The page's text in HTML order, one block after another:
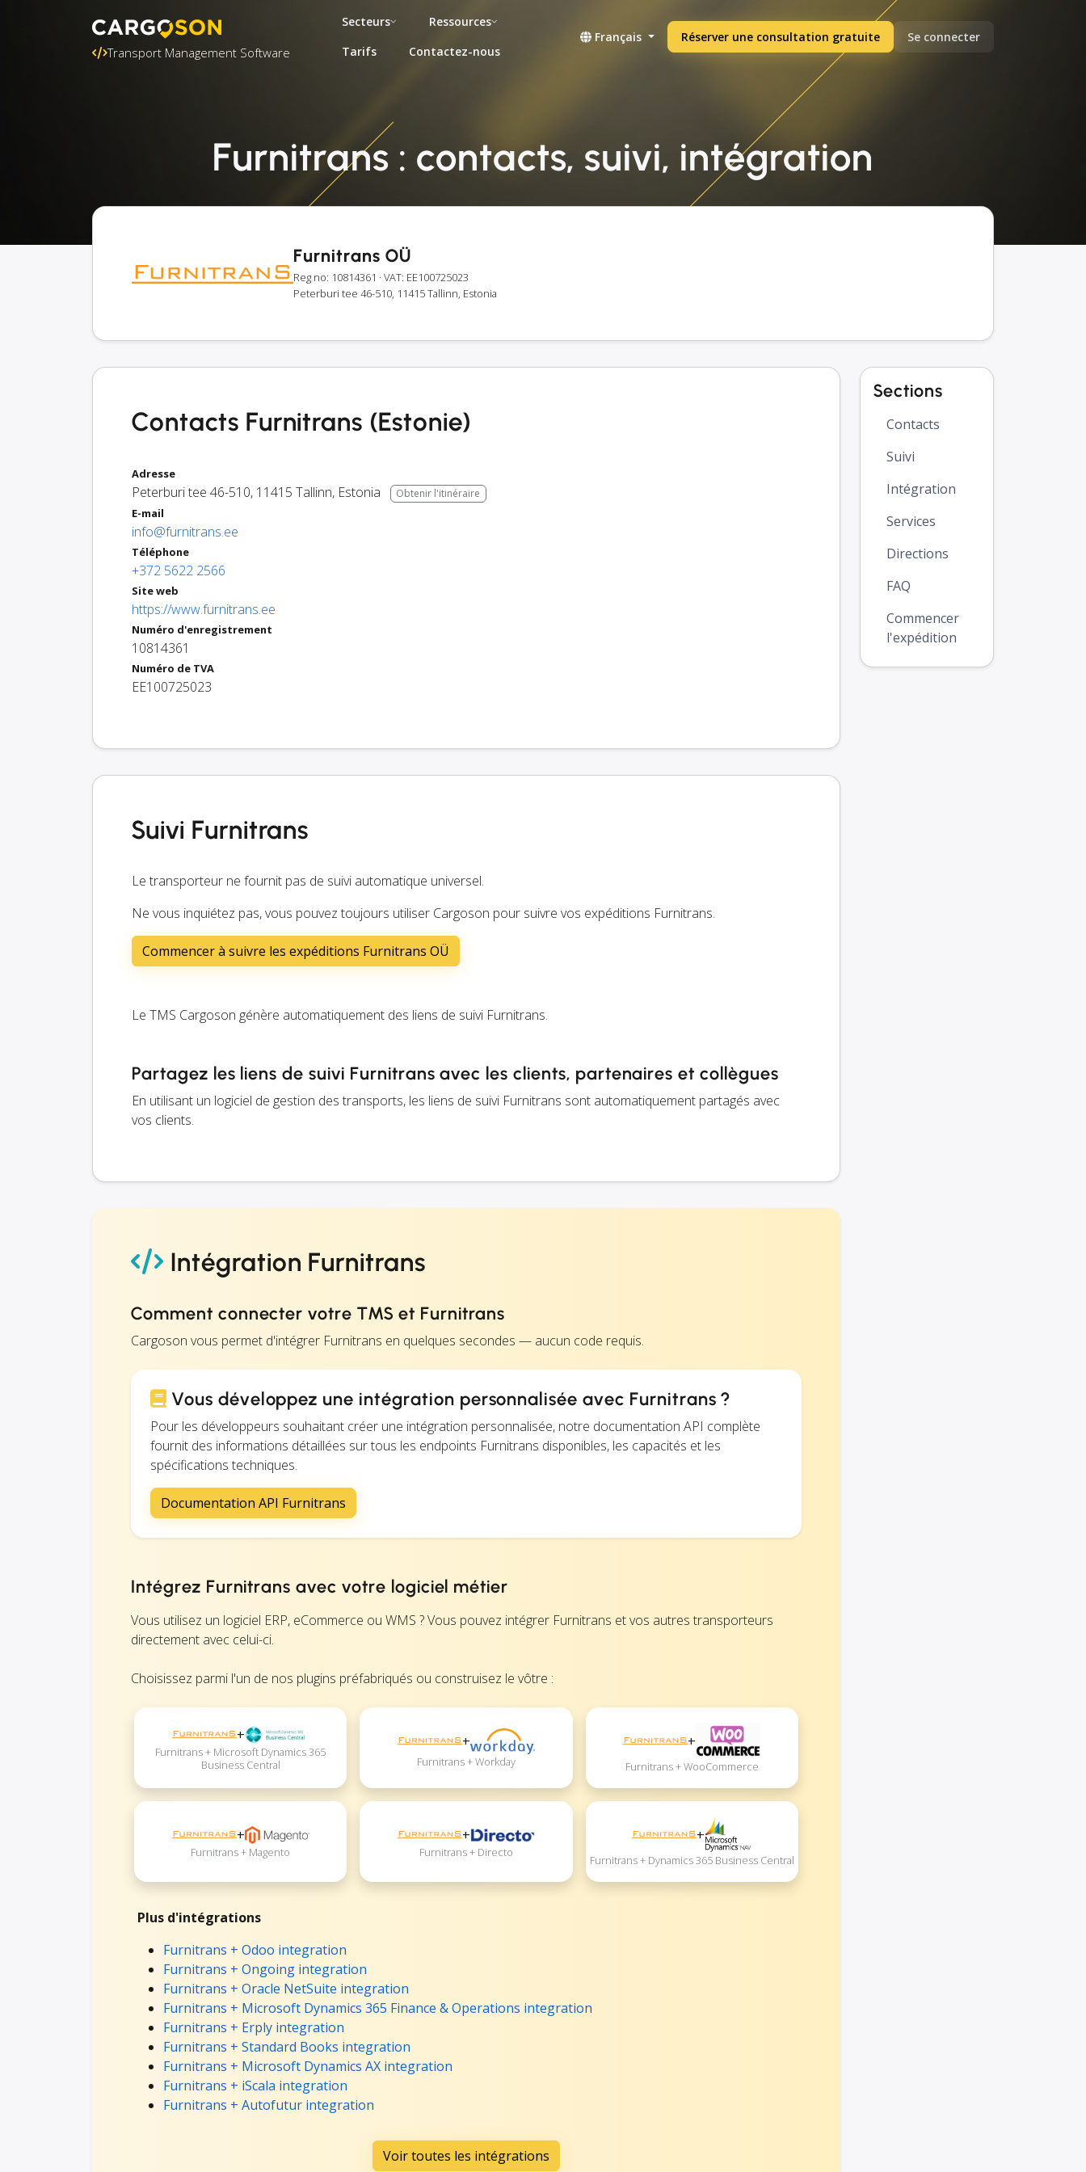
Transport Management Software
Secteurs
Ressources
Tarifs
Contactez-nous
Français Réserver une consultation gratuite Se connecter
Furnitrans : contacts, suivi, intégration
Furnitrans OÜ
Reg no: 10814361 · VAT: EE100725023
Peterburi tee 46-510, 11415 Tallinn, Estonia
Contacts Furnitrans (Estonie)
Adresse
Peterburi tee 46-510, 11415 Tallinn, Estonia Obtenir l'itinéraire
E-mail
info@furnitrans.ee
Téléphone
+372 5622 2566
Site web
https://www.furnitrans.ee
Numéro d'enregistrement
10814361
Numéro de TVA
EE100725023
Suivi Furnitrans
Le transporteur ne fournit pas de suivi automatique universel.
Ne vous inquiétez pas, vous pouvez toujours utiliser Cargoson pour suivre vos expéditions Furnitrans.
Commencer à suivre les expéditions Furnitrans OÜ
Le TMS Cargoson génère automatiquement des liens de suivi Furnitrans.
Partagez les liens de suivi Furnitrans avec les clients, partenaires et collègues
En utilisant un logiciel de gestion des transports, les liens de suivi Furnitrans sont automatiquement partagés avec
vos clients.
Intégration Furnitrans
Comment connecter votre TMS et Furnitrans
Cargoson vous permet d'intégrer Furnitrans en quelques secondes — aucun code requis.
Vous développez une intégration personnalisée avec Furnitrans ?
Pour les développeurs souhaitant créer une intégration personnalisée, notre documentation API complète
fournit des informations détaillées sur tous les endpoints Furnitrans disponibles, les capacités et les
spécifications techniques.
Documentation API Furnitrans
Intégrez Furnitrans avec votre logiciel métier
Vous utilisez un logiciel ERP, eCommerce ou WMS ? Vous pouvez intégrer Furnitrans et vos autres transporteurs
directement avec celui-ci.
Choisissez parmi l'un de nos plugins préfabriqués ou construisez le vôtre :
+
Furnitrans + Microsoft Dynamics 365
Business Central
+
Furnitrans + Workday
+
Furnitrans + WooCommerce
+
Furnitrans + Magento
+
Furnitrans + Directo
+
Furnitrans + Dynamics 365 Business Central
Plus d'intégrations
Furnitrans + Odoo integration
Furnitrans + Ongoing integration
Furnitrans + Oracle NetSuite integration
Furnitrans + Microsoft Dynamics 365 Finance & Operations integration
Furnitrans + Erply integration
Furnitrans + Standard Books integration
Furnitrans + Microsoft Dynamics AX integration
Furnitrans + iScala integration
Furnitrans + Autofutur integration
Voir toutes les intégrations
Sections
Contacts
Suivi
Intégration
Services
Directions
FAQ
Commencer
l'expédition